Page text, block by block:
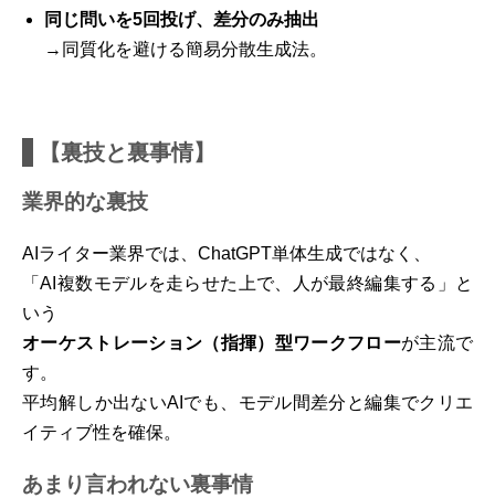
同じ問いを5回投げ、差分のみ抽出
→同質化を避ける簡易分散生成法。
【裏技と裏事情】
業界的な裏技
AIライター業界では、ChatGPT単体生成ではなく、
「AI複数モデルを走らせた上で、人が最終編集する」と
いう
オーケストレーション（指揮）型ワークフローが主流で
す。
平均解しか出ないAIでも、モデル間差分と編集でクリエ
イティブ性を確保。
あまり言われない裏事情